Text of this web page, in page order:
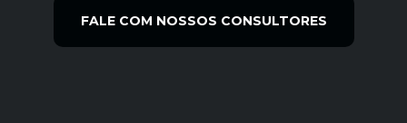
FALE COM NOSSOS CONSULTORES